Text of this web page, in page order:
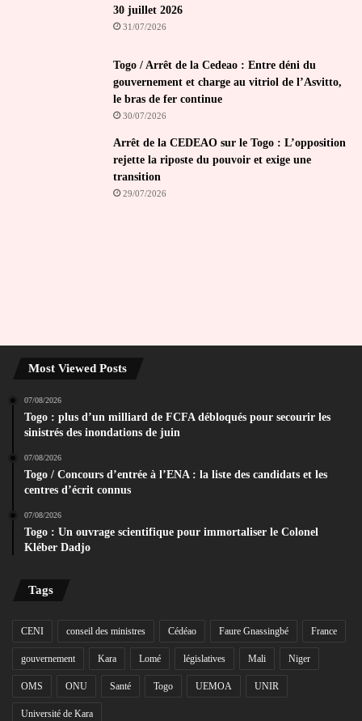
30 juillet 2026
31/07/2026
Togo / Arrêt de la Cedeao : Entre déni du
gouvernement et charge au vitriol de l’Asvitto,
le bras de fer continue
30/07/2026
Arrêt de la CEDEAO sur le Togo : L’opposition
rejette la riposte du pouvoir et exige une
transition
29/07/2026
Most Viewed Posts
07/08/2026
Togo : plus d’un milliard de FCFA débloqués pour secourir les
sinistrés des inondations de juin
07/08/2026
Togo / Concours d’entrée à l’ENA : la liste des candidats et les
centres d’écrit connus
07/08/2026
Togo : Un ouvrage scientifique pour immortaliser le Colonel
Kléber Dadjo
Tags
CENI conseil des ministres Cédéao Faure Gnassingbé France
gouvernement Kara Lomé législatives Mali Niger
OMS ONU Santé Togo UEMOA UNIR
Université de Kara